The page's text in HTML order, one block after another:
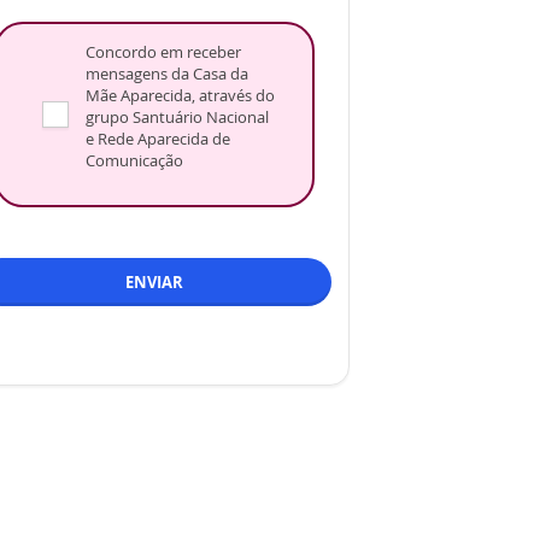
Concordo em receber
mensagens da Casa da
Mãe Aparecida, através do
grupo Santuário Nacional
e Rede Aparecida de
Comunicação
ENVIAR